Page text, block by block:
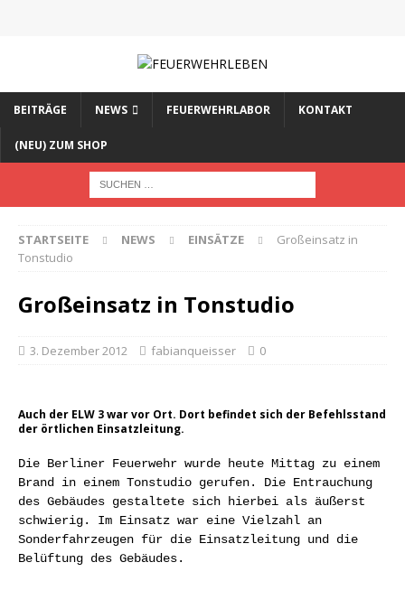
BEITRÄGE NEWS FEUERWEHRLABOR KONTAKT
(NEU) ZUM SHOP
STARTSEITE NEWS EINSÄTZE
Großeinsatz in
Tonstudio
Großeinsatz in Tonstudio
3. Dezember 2012 fabianqueisser 0
Auch der ELW 3 war vor Ort. Dort befindet sich der Befehlsstand
der örtlichen Einsatzleitung.
Die Berliner Feuerwehr wurde heute Mittag zu einem
Brand in einem Tonstudio gerufen. Die Entrauchung
des Gebäudes gestaltete sich hierbei als äußerst
schwierig. Im Einsatz war eine Vielzahl an
Sonderfahrzeugen für die Einsatzleitung und die
Belüftung des Gebäudes.